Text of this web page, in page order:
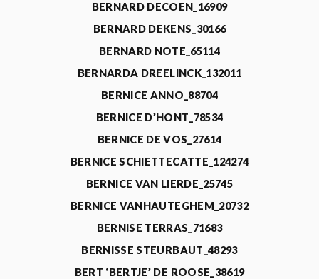
BERNARD DECOEN_16909
BERNARD DEKENS_30166
BERNARD NOTE_65114
BERNARDA DREELINCK_132011
BERNICE ANNO_88704
BERNICE D’HONT_78534
BERNICE DE VOS_27614
BERNICE SCHIETTECATTE_124274
BERNICE VAN LIERDE_25745
BERNICE VANHAUTEGHEM_20732
BERNISE TERRAS_71683
BERNISSE STEURBAUT_48293
BERT ‘BERTJE’ DE ROOSE_38619